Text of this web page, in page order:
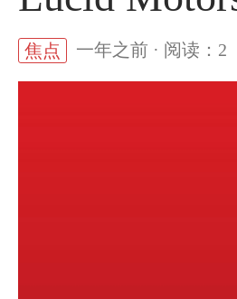
焦点 一年之前 · 阅读：2